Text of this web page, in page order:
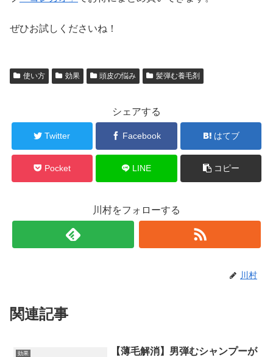
ぜひお試しくださいね！
使い方 効果 頭皮の悩み 髪弾む養毛剤
シェアする
Twitter Facebook はてブ
Pocket LINE コピー
川村をフォローする
川村
関連記事
効果
【薄毛解消】男弾むシャンプーが